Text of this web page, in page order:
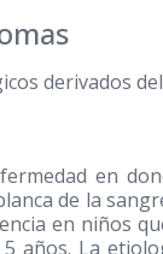
derivados
en
de la
en niños
años. La